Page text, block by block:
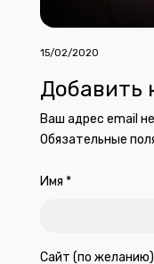
15/02/2020
Добавить
Ваш адрес email
Обязательные
Имя *
Сайт (по желанию)